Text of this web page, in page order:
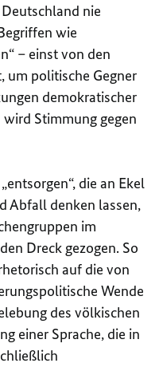
nie
wie
– einst von den
um politische Gegner
demokratischer
Stimmung gegen
die an Ekel
Abfall denken lassen,
im
Dreck gezogen. So
auf die von
Wende
des völkischen
einer Sprache, die in